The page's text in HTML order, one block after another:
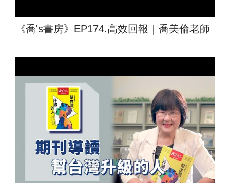
《喬's書房》EP174.高效回報｜喬美倫老師